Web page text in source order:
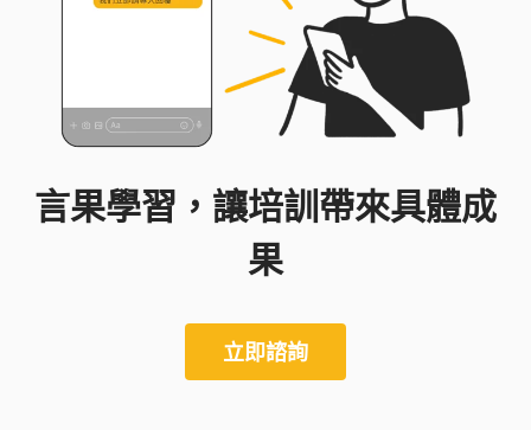
言果學習，讓培訓帶來具體成
果
立即諮詢